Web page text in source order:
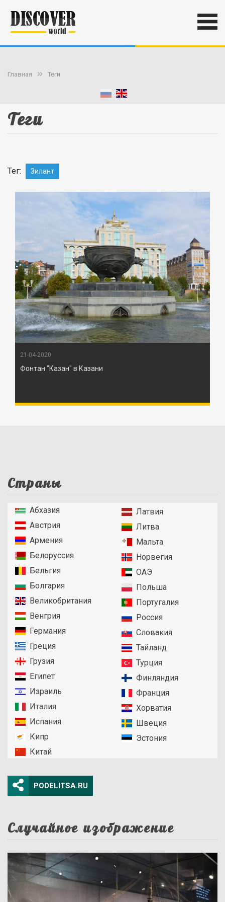
Главная Теги
Теги
Тег: Зилант
21-04-2020
Фонтан "Казан" в Казани
Страны
Абхазия
Австрия
Армения
Белоруссия
Бельгия
Болгария
Великобритания
Венгрия
Германия
Греция
Грузия
Египет
Израиль
Италия
Испания
Кипр
Китай
Латвия
Литва
Мальта
Норвегия
ОАЭ
Польша
Португалия
Россия
Словакия
Тайланд
Турция
Финляндия
Франция
Хорватия
Швеция
Эстония
PODELITSA.RU
Случайное изображение